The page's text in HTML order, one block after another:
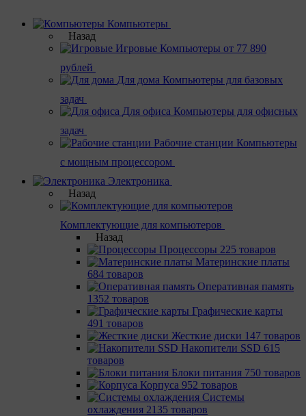
Компьютеры
Назад
Игровые Компьютеры от 77 890
рублей
Для дома Компьютеры для базовых
задач
Для офиса Компьютеры для офисных
задач
Рабочие станции Компьютеры
с мощным процессором
Электроника
Назад
Комплектующие для компьютеров
Назад
Процессоры 225 товаров
Материнcкие платы
684 товаров
Оперативная память
1352 товаров
Графические карты
491 товаров
Жесткие диски 147 товаров
Накопители SSD 615
товаров
Блоки питания 750 товаров
Корпуса 952 товаров
Системы
охлаждения 2135 товаров